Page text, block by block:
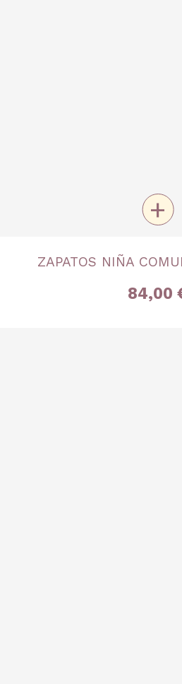
Nº 30 Nº 31 Nº 33 Nº
+
ZAPATOS NIÑA
84,00